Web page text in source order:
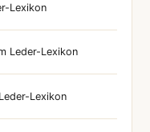
Lexikon
Leder-Lexikon
Lexikon